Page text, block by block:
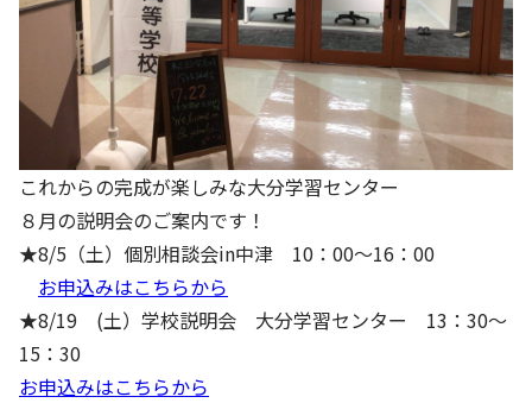
これからの完成が楽しみな大分学習センター
８月の説明会のご案内です！
★8/5（土）個別相談会in中津 10：00～16：00
お申込みはこちらから
★8/19 (土）学校説明会 大分学習センター 13：30～
15：30
お申込みはこちらから